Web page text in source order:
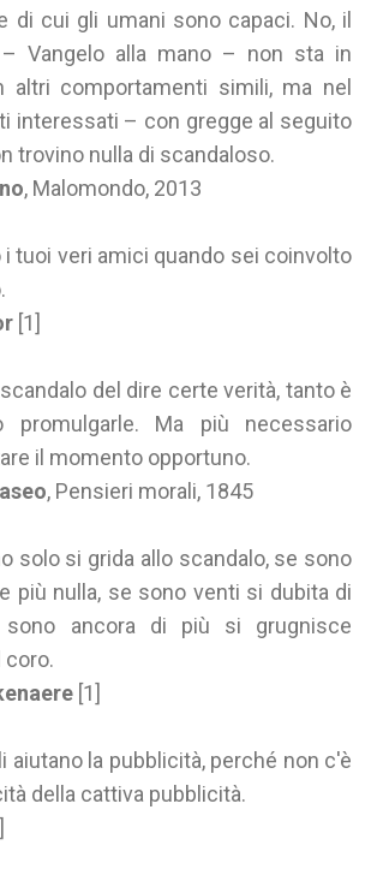
di cui gli umani sono capaci. No, il
Vangelo alla mano – non sta in
altri comportamenti simili, ma nel
interessati – con gregge al seguito
trovino nulla di scandaloso.
, Malomondo, 2013
tuoi veri amici quando sei coinvolto
[1]
del dire certe verità, tanto è
promulgarle. Ma più necessario
il momento opportuno.
, Pensieri morali, 1845
solo si grida allo scandalo, se sono
più nulla, se sono venti si dubita di
ancora di più si grugnisce
coro.
[1]
aiutano la pubblicità, perché non c'è
della cattiva pubblicità.